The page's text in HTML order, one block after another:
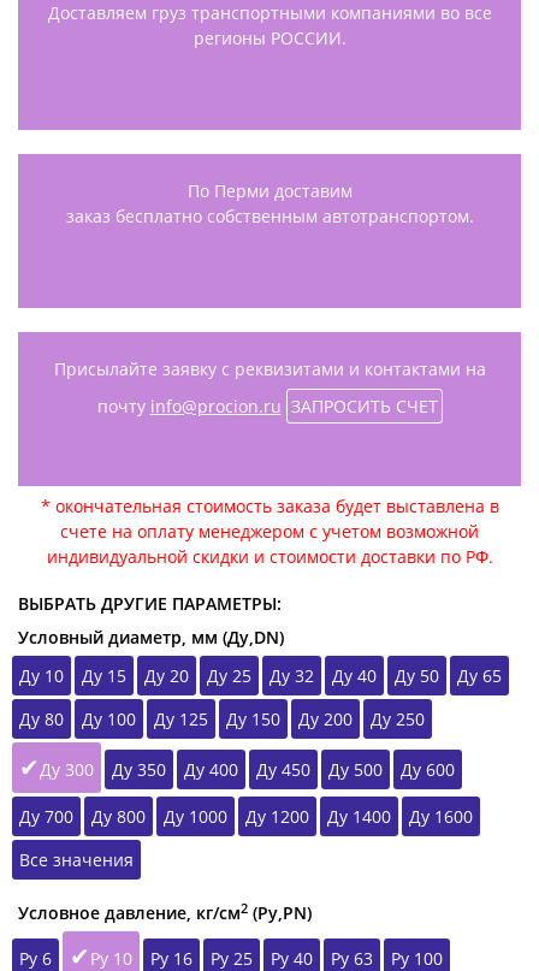
Доставляем груз транспортными компаниями во все
регионы РОССИИ.
По Перми доставим
заказ бесплатно собственным автотранспортом.
Присылайте заявку с реквизитами и контактами на
почту info@procion.ru ЗАПРОСИТЬ СЧЕТ
* окончательная стоимость заказа будет выставлена в
счете на оплату менеджером с учетом возможной
индивидуальной скидки и стоимости доставки по РФ.
ВЫБРАТЬ ДРУГИЕ ПАРАМЕТРЫ:
Условный диаметр, мм (Ду,DN)
Ду 10
Ду 15 Ду 20 Ду 25 Ду 32 Ду 40 Ду 50
Ду 65
Ду 80
Ду 100 Ду 125 Ду 150 Ду 200 Ду 250
Ду 300 Ду 350 Ду 400 Ду 450 Ду 500 Ду 600
Ду 700 Ду 800 Ду 1000 Ду 1200 Ду 1400
Ду 1600
Все значения
Условное давление, кг/см2 (Ру,РN)
Ру 6
Ру 10 Ру 16 Ру 25 Ру 40 Ру 63 Ру 100